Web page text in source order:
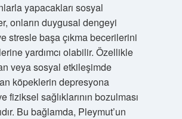
yapacakları sosyal
onların duygusal dengeyi
stresle başa çıkma becerilerini
yardımcı olabilir. Özellikle
veya sosyal etkileşimde
köpeklerin depresyona
fiziksel sağlıklarının bozulması
Bu bağlamda, Pleymut’un